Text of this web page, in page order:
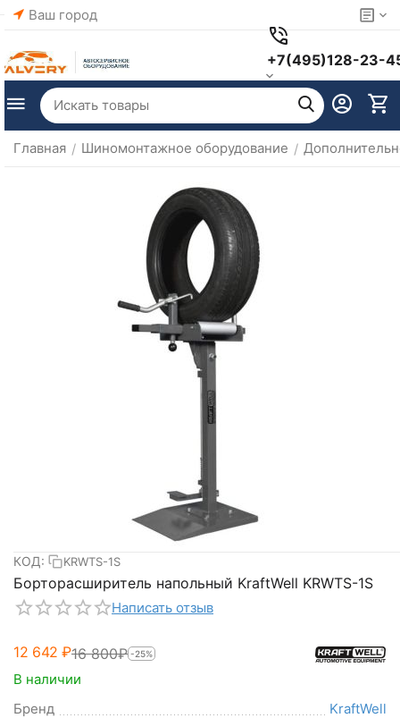
Ваш город
+7(495)128-23-
Главная / Шиномонтажное оборудование /
КОД: KRWTS-1S
Борторасширитель напольный KraftWell KRWTS-1S
Написать отзыв
12 642 ₽16 800₽ -25%
В наличии
Бренд
KraftWell